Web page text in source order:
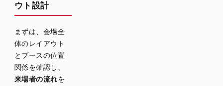
ウト設計
まずは、会場全
体のレイアウト
とブースの位置
関係を確認し、
来場者の流れを